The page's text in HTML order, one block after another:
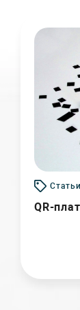
QR-